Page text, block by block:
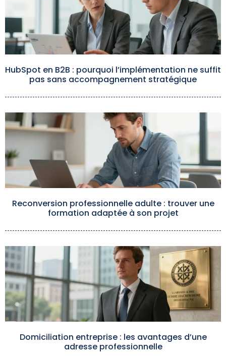
HubSpot en B2B : pourquoi l’implémentation ne suffit
pas sans accompagnement stratégique
Reconversion professionnelle adulte : trouver une
formation adaptée à son projet
Domiciliation entreprise : les avantages d’une
adresse professionnelle